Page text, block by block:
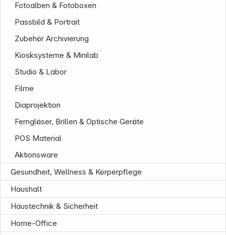
Fotoalben & Fotoboxen
Passbild & Portrait
Zubehör Archivierung
Kiosksysteme & Minilab
Studio & Labor
Filme
Diaprojektion
Ferngläser, Brillen & Optische Geräte
POS Material
Aktionsware
Gesundheit, Wellness & Körperpflege
Haushalt
Haustechnik & Sicherheit
Home-Office
Informationen